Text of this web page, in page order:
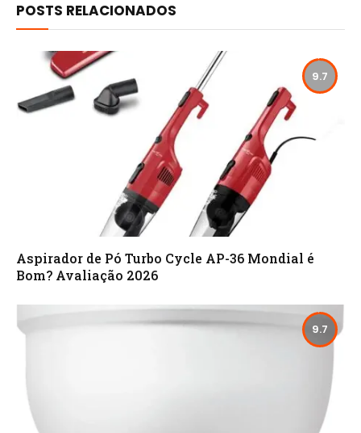
POSTS RELACIONADOS
9.7
Aspirador de Pó Turbo Cycle AP-36 Mondial é
Bom? Avaliação 2026
9.7